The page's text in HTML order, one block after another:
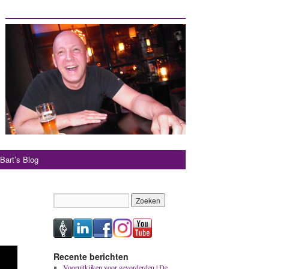
Bart’s Blog
Recente berichten